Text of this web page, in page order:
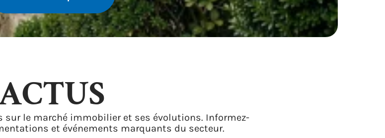
sur le marché immobilier et ses évolutions. Informez-
et événements marquants du secteur.